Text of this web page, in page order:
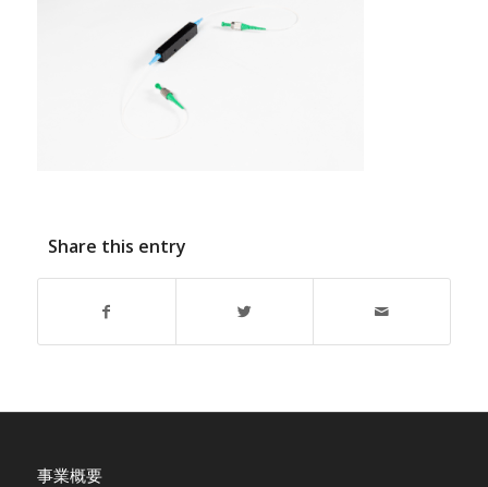
Share this entry
事業概要